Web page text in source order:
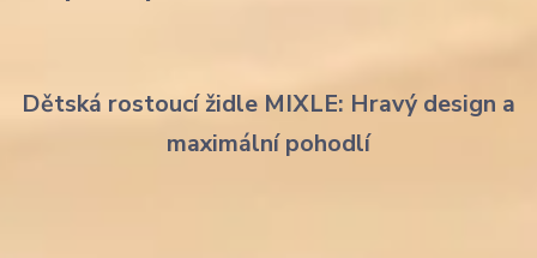
Dětská rostoucí židle MIXLE: Hravý design a
maximální pohodlí